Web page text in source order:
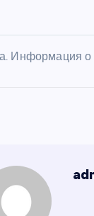
Информация о